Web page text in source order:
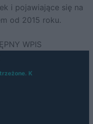
i pojawiające się na
od 2015 roku.
K